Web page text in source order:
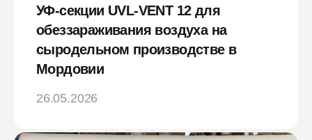
УФ-секции UVL-VENT 12 для
обеззараживания воздуха на
сыродельном производстве в
Мордовии
26.05.2026